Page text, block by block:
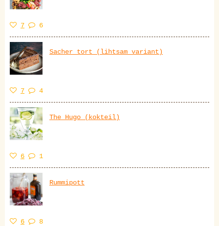
7 6
Sacher tort (lihtsam variant)
7 4
The Hugo (kokteil)
6 1
Rummipott
6 8